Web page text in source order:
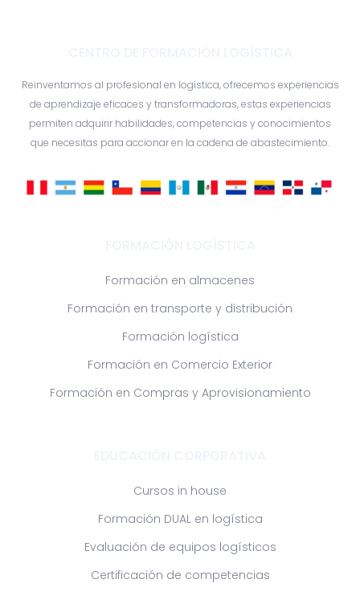
Reinventamos al profesional en logística, ofrecemos experiencias
de aprendizaje eficaces y transformadoras, estas experiencias
permiten adquirir habilidades, competencias y conocimientos
que necesitas para accionar en la cadena de abastecimiento.
Formación en almacenes
Formación en transporte y distribución
Formación logística
Formación en Comercio Exterior
Formación en Compras y Aprovisionamiento
Cursos in house
Formación DUAL en logística
Evaluación de equipos logísticos
Certificación de competencias